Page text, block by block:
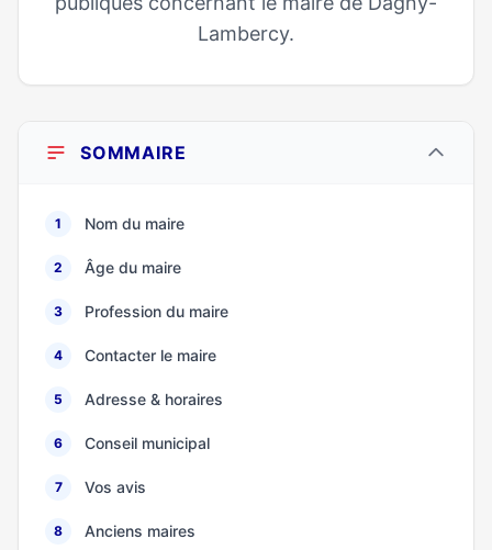
Lambercy.
SOMMAIRE
1 Nom du maire
2 Âge du maire
3 Profession du maire
4 Contacter le maire
5 Adresse & horaires
6 Conseil municipal
7 Vos avis
8 Anciens maires